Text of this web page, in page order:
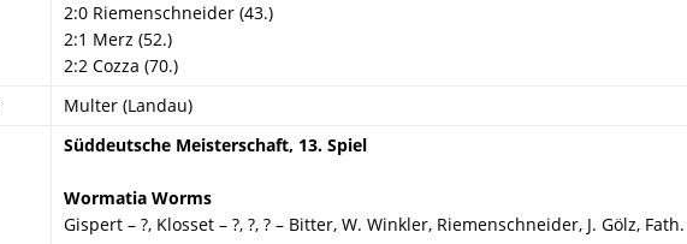
2:0 Riemenschneider (43.)
2:1 Merz (52.)
2:2 Cozza (70.)
Multer (Landau)
Süddeutsche Meisterschaft, 13. Spiel
Wormatia Worms
Gispert – ?, Klosset – ?, ?, ? – Bitter, W. Winkler, Riemenschneider, J. Gölz, Fath.